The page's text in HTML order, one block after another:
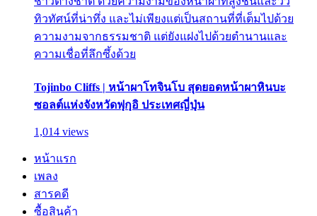
ทิวทัศน์ที่น่าทึ่ง และไม่เพียงแต่เป็นสถานที่ที่เต็มไปด้วย
ความงามจากธรรมชาติ แต่ยังแฝงไปด้วยตำนานและ
ความเชื่อที่ลึกซึ้งด้วย
Tojinbo Cliffs | หน้าผาโทจินโบ สุดยอดหน้าผาหินบะ
ซอลต์แห่งจังหวัดฟุกุอิ ประเทศญี่ปุ่น
1,014 views
หน้าแรก
เพลง
สารคดี
ซื้อสินค้า